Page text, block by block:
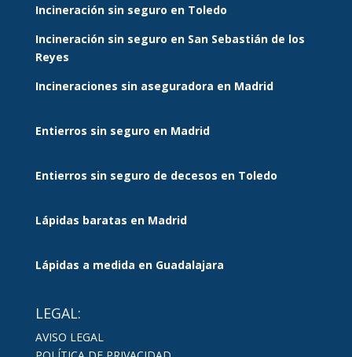
Incineración sin seguro en Toledo
Incineración sin seguro en San Sebastián de los
Reyes
Incineraciones sin aseguradora en Madrid
Entierros sin seguro en Madrid
Entierros sin seguro de decesos en Toledo
Lápidas baratas en Madrid
Lápidas a medida en Guadalajara
LEGAL:
AVISO LEGAL